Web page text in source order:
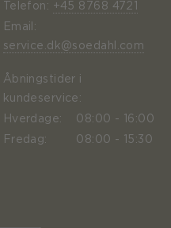
Telefon: +45 8768 4721
Email:
service.dk@soedahl.com
Åbningstider i
kundeservice:
Hverdage: 08:00 - 16:00
Fredag: 08:00 - 15:30